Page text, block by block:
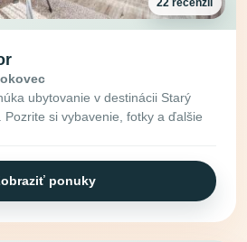
22 recenzií
ubytovanie v destinácii Starý
Pozrite si vybavenie, fotky a ďalšie
ponuky